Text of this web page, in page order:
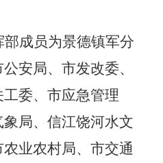
成员为景德镇军分
安局、市发改委、
委、市应急管理
局、信江饶河水文
业农村局、市交通